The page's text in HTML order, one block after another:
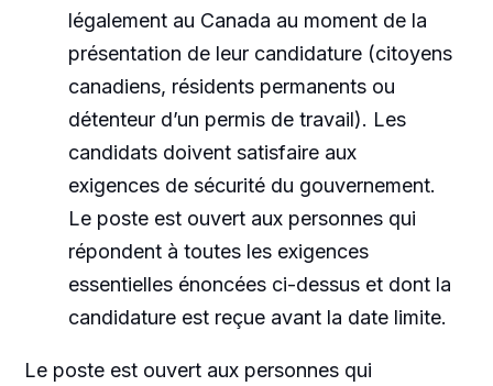
légalement au Canada au moment de la
présentation de leur candidature (citoyens
canadiens, résidents permanents ou
détenteur d’un permis de travail). Les
candidats doivent satisfaire aux
exigences de sécurité du gouvernement.
Le poste est ouvert aux personnes qui
répondent à toutes les exigences
essentielles énoncées ci-dessus et dont la
candidature est reçue avant la date limite.
Le poste est ouvert aux personnes qui